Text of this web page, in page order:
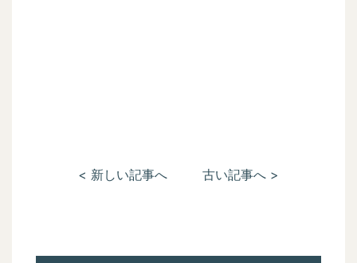
< 新しい記事へ 古い記事へ >